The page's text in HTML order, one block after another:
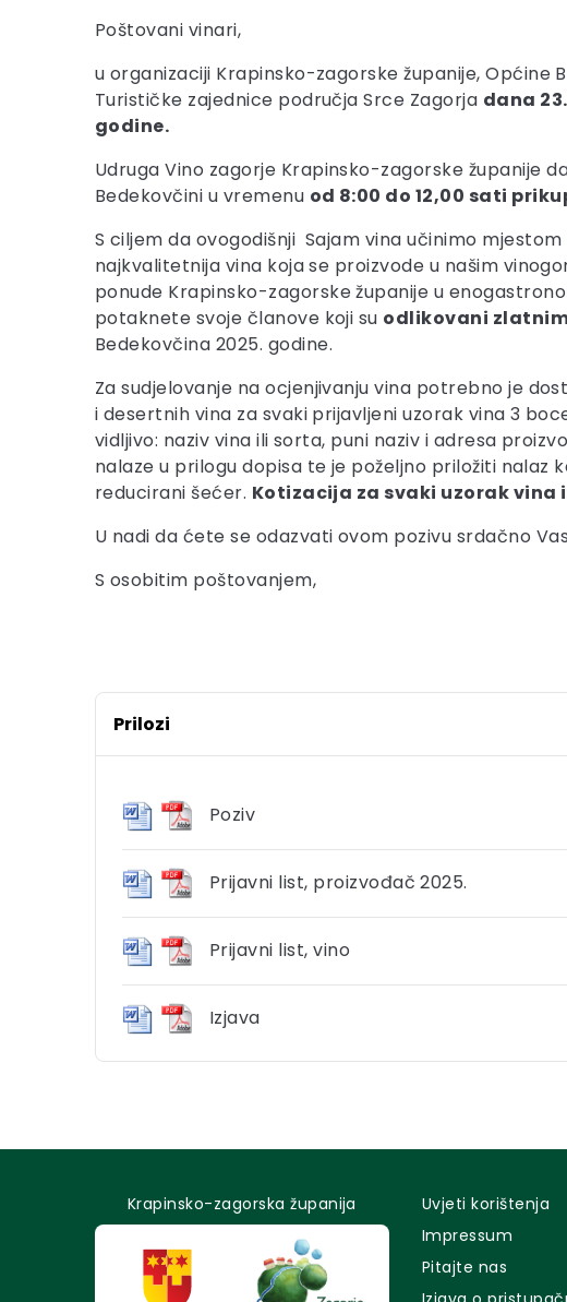
Poštovani vinari,
u organizaciji Krapinsko-zagorske županije, Općine
Turističke zajednice područja Srce Zagorja dana
godine.
Udruga Vino zagorje Krapinsko-zagorske županije
Bedekovčini u vremenu od 8:00 do 12,00 sati
S ciljem da ovogodišnji Sajam vina učinimo
najkvalitetnija vina koja se proizvode u našim
ponude Krapinsko-zagorske županije u
potaknete svoje članove koji su odlikovani
Bedekovčina 2025. godine.
Za sudjelovanje na ocjenjivanju vina potrebno je
i desertnih vina za svaki prijavljeni uzorak vina 3
vidljivo: naziv vina ili sorta, puni naziv i adresa
nalaze u prilogu dopisa te je poželjno priložiti nalaz
reducirani šećer. Kotizacija za svaki uzorak vina
U nadi da ćete se odazvati ovom pozivu srdačno
S osobitim poštovanjem,
Prilozi
Poziv
Prijavni list, proizvođač 2025.
Prijavni list, vino
Izjava
Krapinsko-zagorska županija
Uvjeti korištenja
Impressum
Pitajte nas